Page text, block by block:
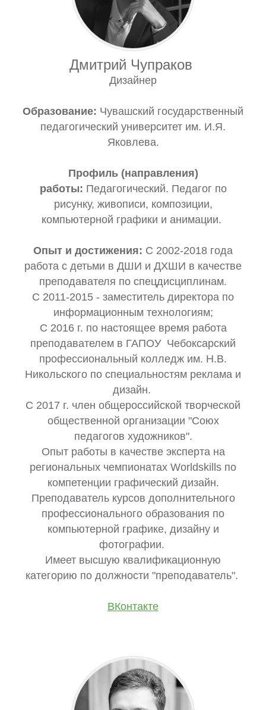
Дмитрий Чупраков
Дизайнер
Образование: Чувашский государственный
педагогический университет им. И.Я.
Яковлева.
Профиль (направления)
работы: Педагогический. Педагог по
рисунку, живописи, композиции,
компьютерной графики и анимации.
Опыт и достижения: С 2002-2018 года
работа с детьми в ДШИ и ДХШИ в качестве
преподавателя по спецдисциплинам.
С 2011-2015 - заместитель директора по
информационным технологиям;
С 2016 г. по настоящее время работа
преподавателем в ГАПОУ Чебоксарский
профессиональный колледж им. Н.В.
Никольского по специальностям реклама и
дизайн.
С 2017 г. член общероссийской творческой
общественной организации "Союх
педагогов художников".
Опыт работы в качестве эксперта на
региональных чемпионатах Worldskills по
компетенции графический дизайн.
Преподаватель курсов дополнительного
профессионального образования по
компьютерной графике, дизайну и
фотографии.
Имеет высшую квалификационную
категорию по должности "преподаватель".
ВКонтакте